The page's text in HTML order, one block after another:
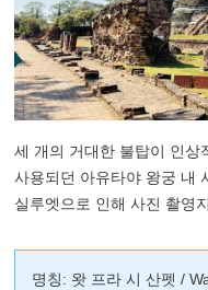
세 개의 거대한 불탑이 인상
사용되던 아유타야 왕궁 내
실루엣으로 인해 사진 촬영
명칭: 왓 프라 시 산펫 /